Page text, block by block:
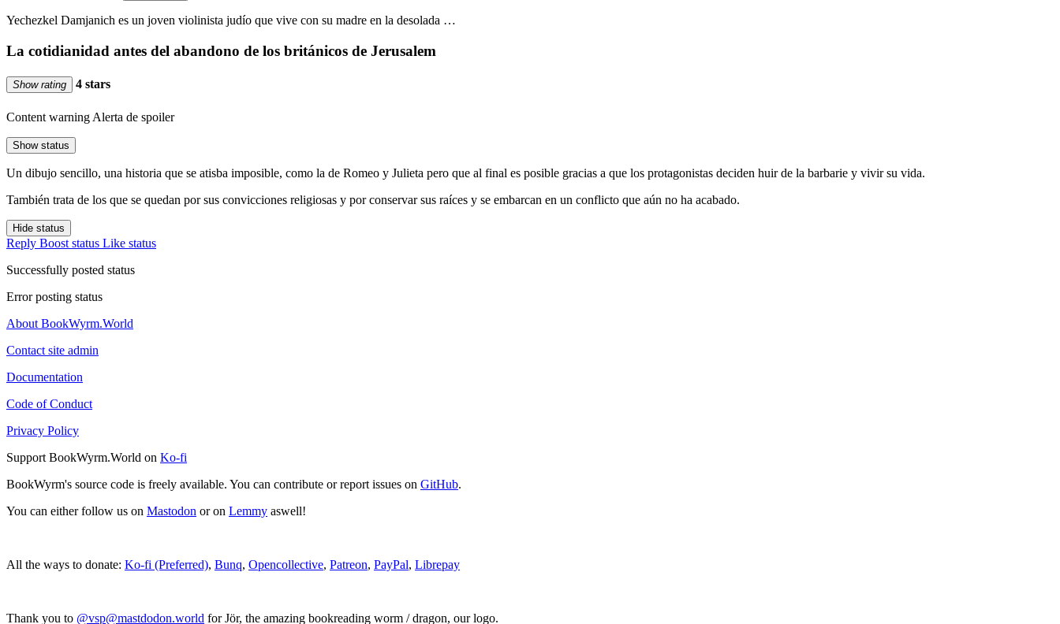
Yechezkel Damjanich es un joven violinista judío que vive con su madre en la desolada …
La cotidianidad antes del abandono de los británicos de Jerusalem
Show rating 4 stars
Content warning Alerta de spoiler
Show status
Un dibujo sencillo, una historia que se atisba imposible, como la de Romeo y Julieta pero que al final es posible gracias a que los protagonistas deciden huir de la barbarie y vivir su vida.
También trata de los que se quedan por sus convicciones religiosas y por conservar sus raíces y se embarcan en un conflicto que aún no ha acabado.
Hide status
Reply Boost status Like status
Successfully posted status
Error posting status
About BookWyrm.World
Contact site admin
Documentation
Code of Conduct
Privacy Policy
Support BookWyrm.World on Ko-fi
BookWyrm's source code is freely available. You can contribute or report issues on GitHub.
You can either follow us on Mastodon or on Lemmy aswell!
All the ways to donate: Ko-fi (Preferred), Bunq, Opencollective, Patreon, PayPal, Librepay
Thank you to @vsp@mastdodon.world for Jör, the amazing bookreading worm / dragon, our logo.